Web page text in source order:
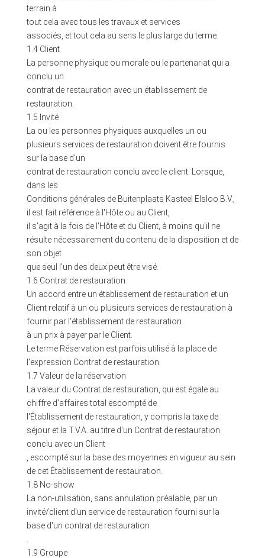
terrain à
tout cela avec tous les travaux et services
associés, et tout cela au sens le plus large du terme.
1.4 Client
La personne physique ou morale ou le partenariat qui a
conclu un
contrat de restauration avec un établissement de
restauration.
1.5 Invité
La ou les personnes physiques auxquelles un ou
plusieurs services de restauration doivent être fournis
sur la base d'un
contrat de restauration conclu avec le client. Lorsque,
dans les
Conditions générales de Buitenplaats Kasteel Elsloo B.V.,
il est fait référence à l'Hôte ou au Client,
il s'agit à la fois de l'Hôte et du Client, à moins qu'il ne
résulte nécessairement du contenu de la disposition et de
son objet
que seul l'un des deux peut être visé.
1.6 Contrat de restauration
Un accord entre un établissement de restauration et un
Client relatif à un ou plusieurs services de restauration à
fournir par l'établissement de restauration
à un prix à payer par le Client.
Le terme Réservation est parfois utilisé à la place de
l'expression Contrat de restauration.
1.7 Valeur de la réservation
La valeur du Contrat de restauration, qui est égale au
chiffre d'affaires total escompté de
l'Établissement de restauration, y compris la taxe de
séjour et la T.V.A. au titre d'un Contrat de restauration
conclu avec un Client
, escompté sur la base des moyennes en vigueur au sein
de cet Établissement de restauration.
1.8 No-show
La non-utilisation, sans annulation préalable, par un
invité/client d'un service de restauration fourni sur la
base d'un contrat de restauration
1.9 Groupe